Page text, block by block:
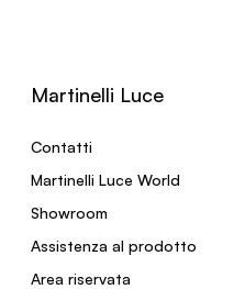
Martinelli Luce
Contatti
Martinelli Luce World
Showroom
Assistenza al prodotto
Area riservata